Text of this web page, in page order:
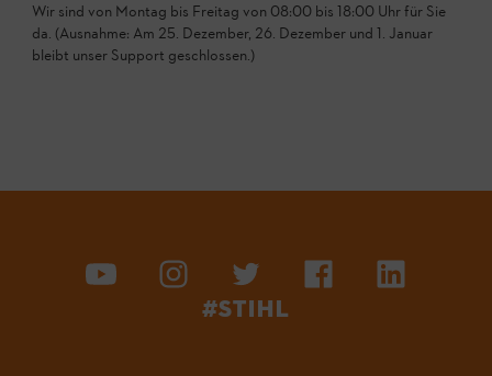
Wir sind von Montag bis Freitag von 08:00 bis 18:00 Uhr für Sie
da. (Ausnahme: Am 25. Dezember, 26. Dezember und 1. Januar
bleibt unser Support geschlossen.)
#STIHL